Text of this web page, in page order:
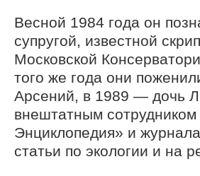
Весной 1984 года он
супругой, известной
Московской
того же года они
Арсений, в 1989 — дочь
внештатным
Энциклопедия» и
статьи по экологии и на